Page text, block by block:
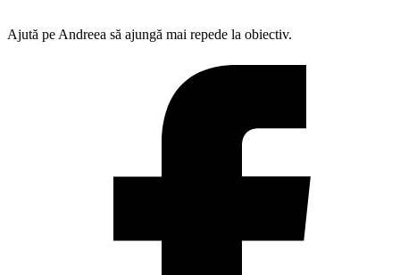
Ajută pe Andreea să ajungă mai repede la obiectiv.